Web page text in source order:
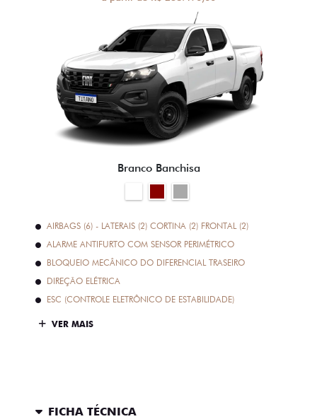
Branco Banchisa
AIRBAGS (6) - LATERAIS (2) CORTINA (2) FRONTAL (2)
ALARME ANTIFURTO COM SENSOR PERIMÉTRICO
BLOQUEIO MECÂNICO DO DIFERENCIAL TRASEIRO
DIREÇÃO ELÉTRICA
ESC (CONTROLE ELETRÔNICO DE ESTABILIDADE)
VER MAIS
FICHA TÉCNICA